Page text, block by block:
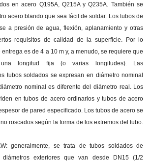
en acero Q195A, Q215A y Q235A. También se
acero blando que sea fácil de soldar. Los tubos de
a presión de agua, flexión, aplanamiento y otras
requisitos de calidad de la superficie. Por lo
es de 4 a 10 m y, a menudo, se requiere que
longitud fija (o varias longitudes). Las
tubos soldados se expresan en diámetro nominal
nominal es diferente del diámetro real. Los
en tubos de acero ordinarios y tubos de acero
de pared especificado. Los tubos de acero se
roscados según la forma de los extremos del tubo.
generalmente, se trata de tubos soldados de
exteriores que van desde DN15 (1/2